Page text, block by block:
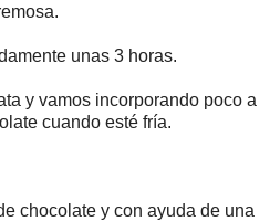
unas 3 horas.
y vamos incorporando poco a
cuando esté fría.
chocolate y con ayuda de una